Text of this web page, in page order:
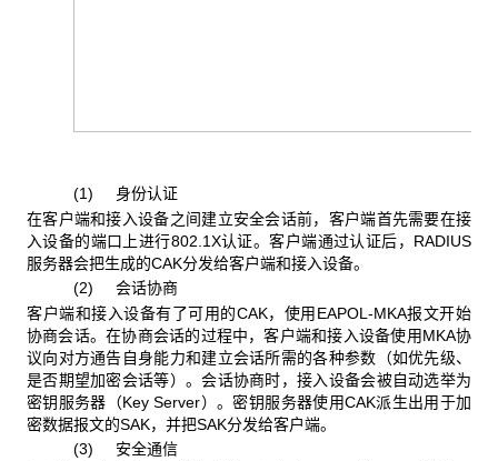
(1) 身份认证
在客户端和接入设备之间建立安全会话前，客户端首先需要在接
入设备的端口上进行802.1X认证。客户端通过认证后，RADIUS
服务器会把生成的CAK分发给客户端和接入设备。
(2) 会话协商
客户端和接入设备有了可用的CAK，使用EAPOL-MKA报文开始
协商会话。在协商会话的过程中，客户端和接入设备使用MKA协
议向对方通告自身能力和建立会话所需的各种参数（如优先级、
是否期望加密会话等）。会话协商时，接入设备会被自动选举为
密钥服务器（Key Server）。密钥服务器使用CAK派生出用于加
密数据报文的SAK，并把SAK分发给客户端。
(3) 安全通信